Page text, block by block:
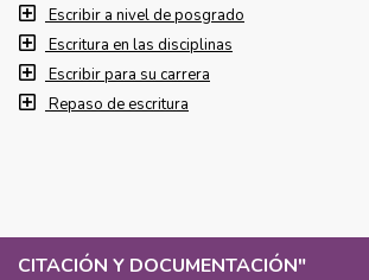
CITACIÓN Y DOCUMENTACIÓN"
Escribir a nivel de posgrado
Escritura en las disciplinas
Escribir para su carrera
Repaso de escritura